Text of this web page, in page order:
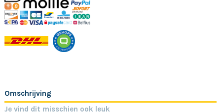
Omschrijving
Je vind dit misschien ook leuk